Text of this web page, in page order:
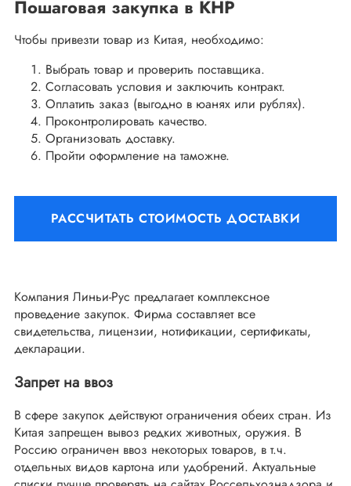
Пошаговая закупка в КНР
Чтобы привезти товар из Китая, необходимо:
Выбрать товар и проверить поставщика.
Согласовать условия и заключить контракт.
Оплатить заказ (выгодно в юанях или рублях).
Проконтролировать качество.
Организовать доставку.
Пройти оформление на таможне.
РАССЧИТАТЬ СТОИМОСТЬ ДОСТАВКИ
Компания Линьи-Рус предлагает комплексное
проведение закупок. Фирма составляет все
свидетельства, лицензии, нотификации, сертификаты,
декларации.
Запрет на ввоз
В сфере закупок действуют ограничения обеих стран. Из
Китая запрещен вывоз редких животных, оружия. В
Россию ограничен ввоз некоторых товаров, в т.ч.
отдельных видов картона или удобрений. Актуальные